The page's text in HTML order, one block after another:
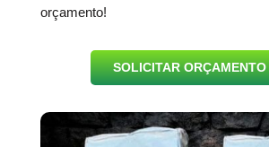
orçamento!
SOLICITAR ORÇAMENTO